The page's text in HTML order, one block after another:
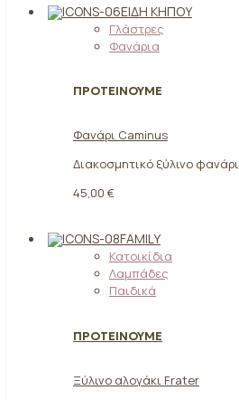
ΕΊΔΗ ΚΉΠΟΥ
Γλάστρες
Φανάρια
ΠΡΟΤΕΙΝΟΥΜΕ
Φανάρι Caminus
Διακοσμητικό ξύλινο φανάρι
45,00 €
FAMILY
Κατοικίδια
Λαμπάδες
Παιδικά
ΠΡΟΤΕΙΝΟΥΜΕ
Ξύλινο αλογάκι Frater